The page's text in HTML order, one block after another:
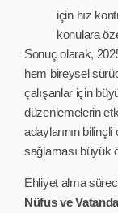
için hız
konulara
Sonuç olarak,
hem bireysel
çalışanlar için
düzenlemelerin
adaylarının
sağlaması büyük
Ehliyet alma
Nüfus ve